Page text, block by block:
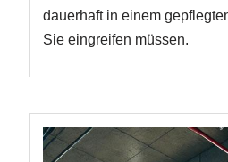
dauerhaft in einem
Sie eingreifen müssen.